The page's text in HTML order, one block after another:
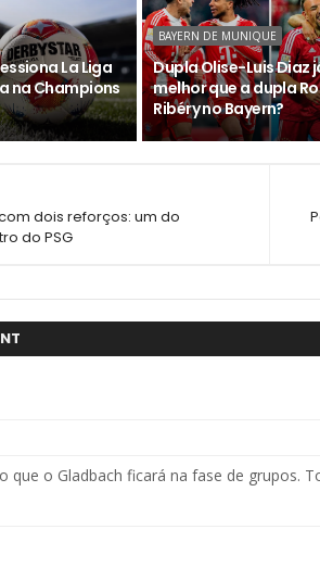
La Liga
na Champions
BAYERN DE MUNIQUE
Dupla Olise-Luis Diaz
melhor que a dupla
Ribéry no Bayern?
dois reforços: um do
do PSG
que o Gladbach ficará na fase de grupos.